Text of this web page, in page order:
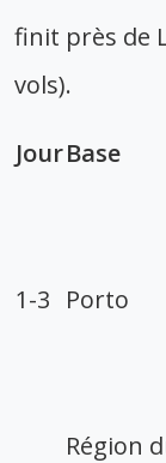
finit près de
vols).
JourBase
1-3 Porto
Région